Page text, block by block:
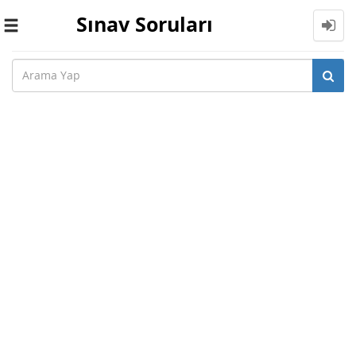
Toggle
Sınav Soruları